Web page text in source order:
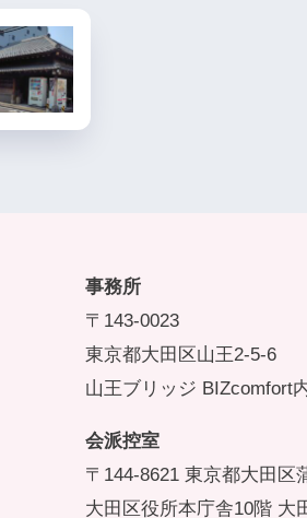
事務所
〒143-0023
東京都大田区山王2-5-6
山王ブリッジ BIZcomfort
会派控室
〒144-8621 東京都大田区
大田区役所本庁舎10階 大